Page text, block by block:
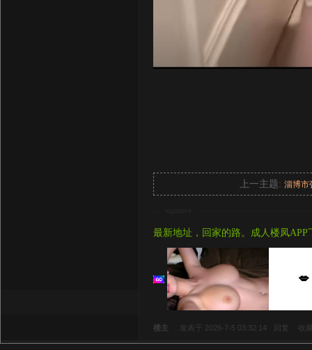
上一主题:淄博市
最新地址，回家的路。成人楼凤APP
楼主 发表于 2026-7-5 03:32:14 回复 收